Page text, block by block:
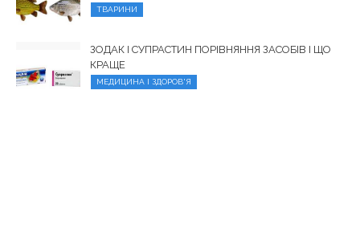
ТВАРИНИ
ЗОДАК І СУПРАСТИН ПОРІВНЯННЯ ЗАСОБІВ І ЩО
КРАЩЕ
МЕДИЦИНА І ЗДОРОВ'Я